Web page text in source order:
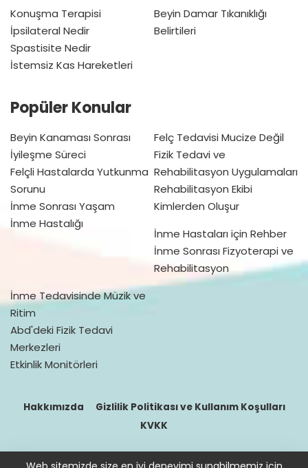
Konuşma Terapisi
İpsilateral Nedir
Spastisite Nedir
İstemsiz Kas Hareketleri
Beyin Damar Tıkanıklığı
Belirtileri
Popüler Konular
Beyin Kanaması Sonrası
İyileşme Süreci
Felçli Hastalarda Yutkunma
Sorunu
İnme Sonrası Yaşam
İnme Hastalığı
Felç Tedavisi Mucize Değil
Fizik Tedavi ve
Rehabilitasyon Uygulamaları
Rehabilitasyon Ekibi
Kimlerden Oluşur
İnme Hastaları için Rehber
İnme Sonrası Fizyoterapi ve
Rehabilitasyon
İnme Tedavisinde Müzik ve
Ritim
Abd'deki Fizik Tedavi
Merkezleri
Etkinlik Monitörleri
Hakkımızda
Gizlilik Politikası ve Kullanım Koşulları
KVKK